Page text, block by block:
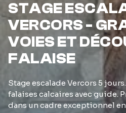
STAGE
VERCORS -
VOIES ET
FALAISE
Stage escalade Vercors 5
falaises calcaires avec guide.
dans un cadre exceptionnel